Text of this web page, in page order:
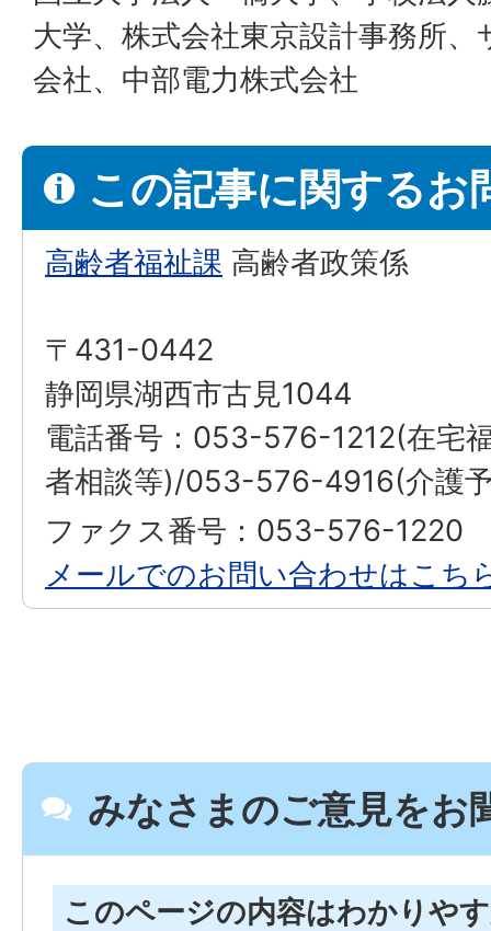
大学、株式会社東京設計事務所
会社、中部電力株式会社
この記事に関するお
高齢者福祉課 高齢者政策係
〒431-0442
静岡県湖西市古見1044
電話番号：053-576-1212(在宅
者相談等)/053-576-4916(介護
ファクス番号：053-576-1220
メールでのお問い合わせはこち
みなさまのご意見をお
このページの内容はわかりや